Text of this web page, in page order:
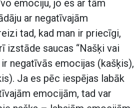
emociju, jo es ar tām
ar negatīvajām
tad, kad man ir priecīgi,
izstāde saucas “Našķi vai
negatīvās emocijas (kašķis),
Ja es pēc iespējas labāk
emocijām, tad var